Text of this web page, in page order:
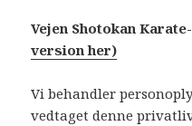
Vejen Shotokan
version her)
Vi behandler
vedtaget denne